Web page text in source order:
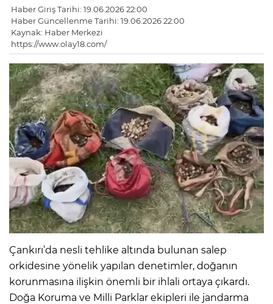
Haber Giriş Tarihi: 19.06.2026 22:00
Haber Güncellenme Tarihi: 19.06.2026 22:00
Kaynak: Haber Merkezi
https://www.olay18.com/
Çankırı’da nesli tehlike altında bulunan salep
orkidesine yönelik yapılan denetimler, doğanın
korunmasına ilişkin önemli bir ihlali ortaya çıkardı.
Doğa Koruma ve Milli Parklar ekipleri ile jandarma